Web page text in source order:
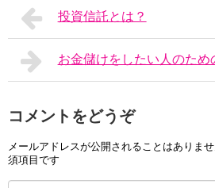
投資信託とは？
お金儲けをしたい人のため
コメントをどうぞ
メールアドレスが公開されることはありませ
須項目です